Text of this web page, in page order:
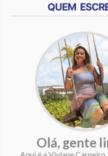
QUEM
Olá, gente
Aqui é a Viviane